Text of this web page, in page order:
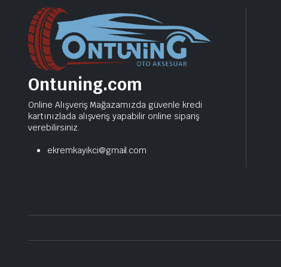
Ontuning.com
Online Alışveriş Mağazamızda güvenle kredi
kartınızlada alışveriş yapabilir online sipariş
verebilirsiniz.
ekremkayikci@gmail.com